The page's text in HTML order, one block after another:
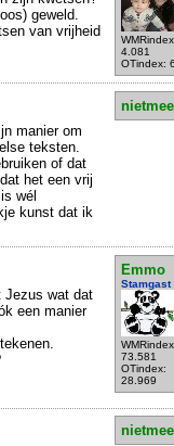
4.081
OTindex:
geweld.
van vrijheid
manier om
teksten.
of dat
het een vrij
wél
kunst dat ik
Emmo
Stamgast
73.581
OTindex:
28.969
Jezus wat dat
een manier